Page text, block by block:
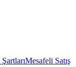
Mesafeli Satış